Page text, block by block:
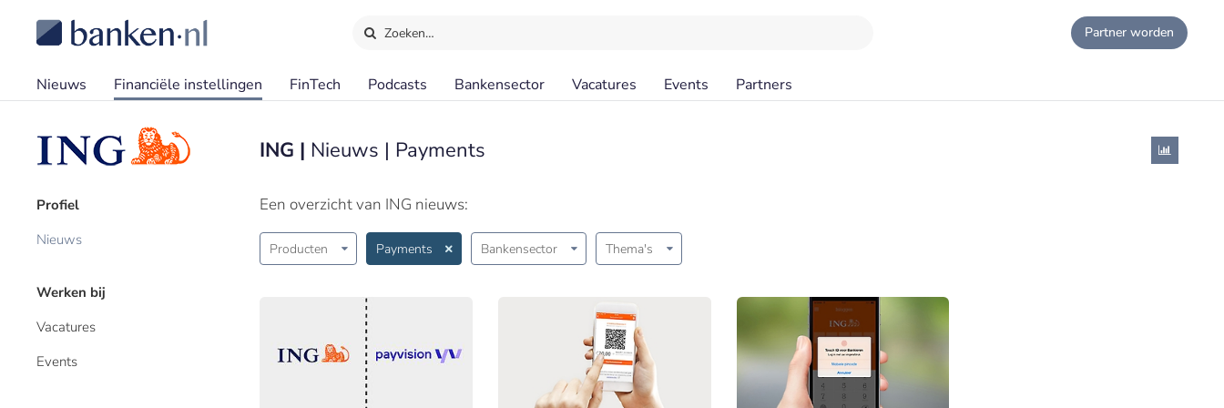
Zoeken… Partner worden
Nieuws Financiële instellingen FinTech Podcasts Bankensector Vacatures Events Partners
Profiel
Nieuws
Werken bij
Vacatures
Events
ING | Nieuws | Payments
Een overzicht van ING nieuws:
Producten Payments Bankensector Thema's